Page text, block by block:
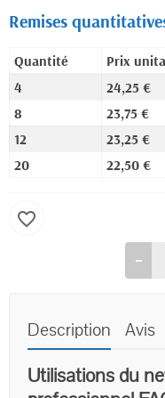
Remises
Quantité Prix
4
24,25 €
8
23,75 €
12
23,25 €
20
22,50 €
favorite_border
Description Avis
Utilisations du